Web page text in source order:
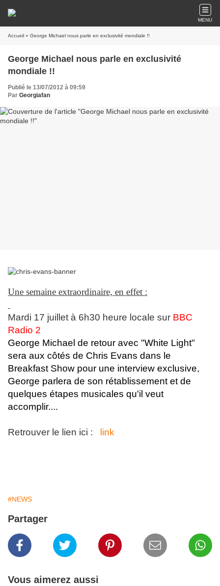
MENU
Accueil » George Michael nous parle en exclusivité mondiale !!
George Michael nous parle en exclusivité
mondiale !!
Publié le 13/07/2012 à 09:59
Par Georgiafan
Une semaine extraordinaire, en effet :
Mardi 17 juillet à 6h30 heure locale sur BBC
Radio 2
George Michael de retour avec "White Light"
sera aux côtés de Chris Evans dans le
Breakfast Show pour une interview exclusive,
George parlera de son rétablissement et de
quelques étapes musicales qu'il veut
accomplir....
Retrouver le lien ici : link
#NEWS
Partager
Vous aimerez aussi